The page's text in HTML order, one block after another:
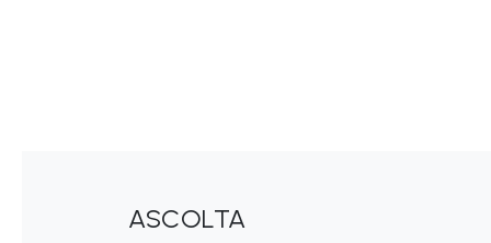
ASCOLTA